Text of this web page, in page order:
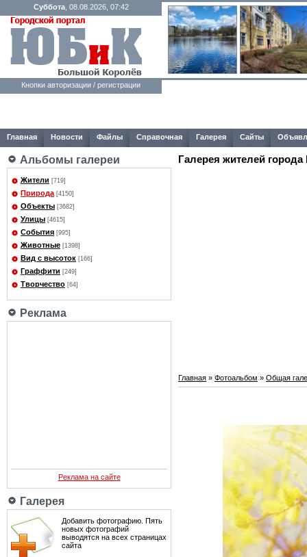
Суббота, 08.08.2026, 07:42
Кнопки авторизации / регистрации
Главная Новости Файлы Справочная Галерея Сайты
Альбомы галереи
Жители [719]
Природа [4150]
Объекты [3682]
Улицы [4615]
События [995]
Животные [1398]
Вид с высоток [166]
Граффити [249]
Творчество [64]
Реклама
Реклама на сайте
Галерея
Добавить фотографию. Пять
новых фотографий
выводятся на всех страницах
сайта
Галерея жителей города
Главная » Фотоальбом » Общая